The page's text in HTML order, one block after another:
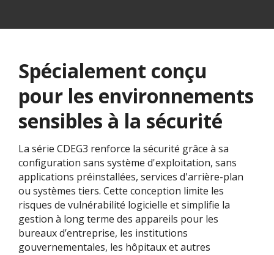
Spécialement conçu
pour les environnements
sensibles à la sécurité
La série CDEG3 renforce la sécurité grâce à sa
configuration sans système d'exploitation, sans
applications préinstallées, services d'arrière-plan
ou systèmes tiers. Cette conception limite les
risques de vulnérabilité logicielle et simplifie la
gestion à long terme des appareils pour les
bureaux d’entreprise, les institutions
gouvernementales, les hôpitaux et autres